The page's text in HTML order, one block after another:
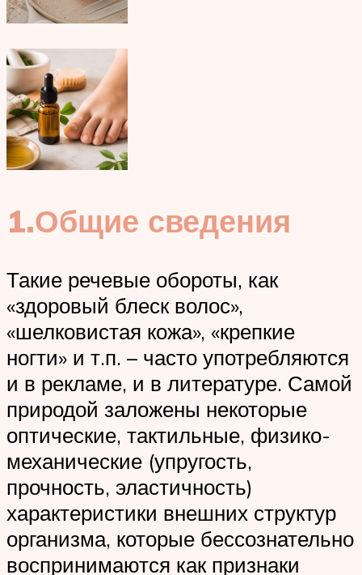
1.Общие сведения
Такие речевые обороты, как
«здоровый блеск волос»,
«шелковистая кожа», «крепкие
ногти» и т.п. – часто употребляются
и в рекламе, и в литературе. Самой
природой заложены некоторые
оптические, тактильные, физико-
механические (упругость,
прочность, эластичность)
характеристики внешних структур
организма, которые бессознательно
воспринимаются как признаки